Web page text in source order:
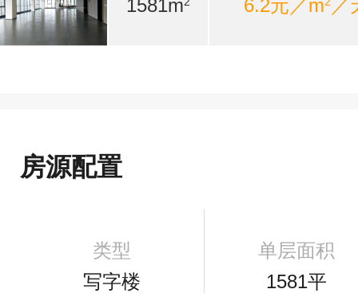
1581m 6.2元／m ／
房源配置
类型
写字楼
单层面积
1581平